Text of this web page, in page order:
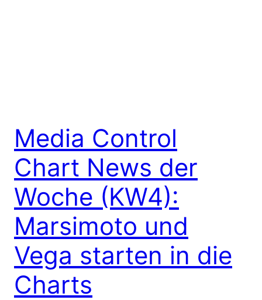
Media Control
Chart News der
Woche (KW4):
Marsimoto und
Vega starten in die
Charts